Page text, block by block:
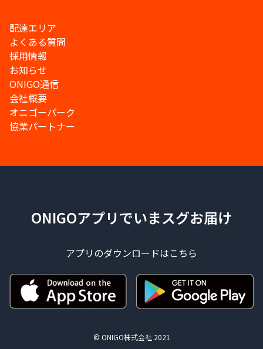
配達エリア
よくある質問
採用情報
お知らせ
ONIGO通信
会社概要
オニゴーパーク
協業パートナー
ONIGOアプリでいまスグお届け
アプリのダウンロードはこちら
© ONIGO株式会社 2021